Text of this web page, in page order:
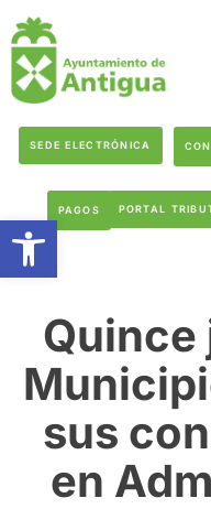
SEDE ELECTRÓNICA
PAGOS PORTAL
Quince
sus
en
Abrir barra de